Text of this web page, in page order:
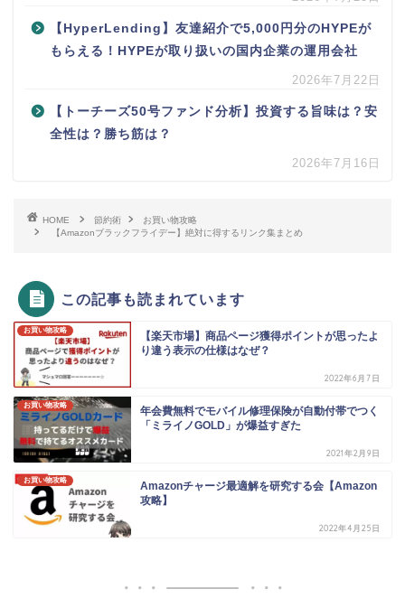
【HyperLending】友達紹介で5,000円分のHYPEが
もらえる！HYPEが取り扱いの国内企業の運用会社
2026年7月22日
【トーチーズ50号ファンド分析】投資する旨味は？安
全性は？勝ち筋は？
2026年7月16日
HOME 節約術
お買い物攻略
【Amazonブラックフライデー】絶対に得するリンク集まとめ
この記事も読まれています
お買い物攻略
【楽天市場】商品ページ獲得ポイントが思ったよ
り違う表示の仕様はなぜ？
2022年6月7日
お買い物攻略
年会費無料でモバイル修理保険が自動付帯でつく
「ミライノGOLD」が爆益すぎた
2021年2月9日
お買い物攻略
Amazonチャージ最適解を研究する会【Amazon
攻略】
2022年4月25日